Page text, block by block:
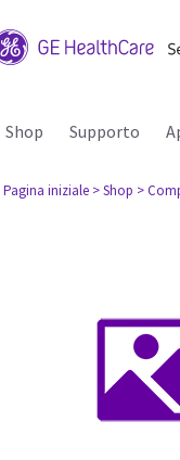
Shop Supporto
Pagina iniziale > Shop >